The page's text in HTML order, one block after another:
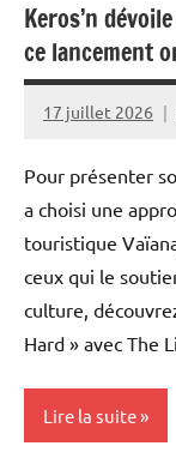
Keros’n
ce lancement
17 juillet 2026
Pour présenter
a choisi une
touristique
ceux qui le
culture,
Hard » avec The
Lire la suite